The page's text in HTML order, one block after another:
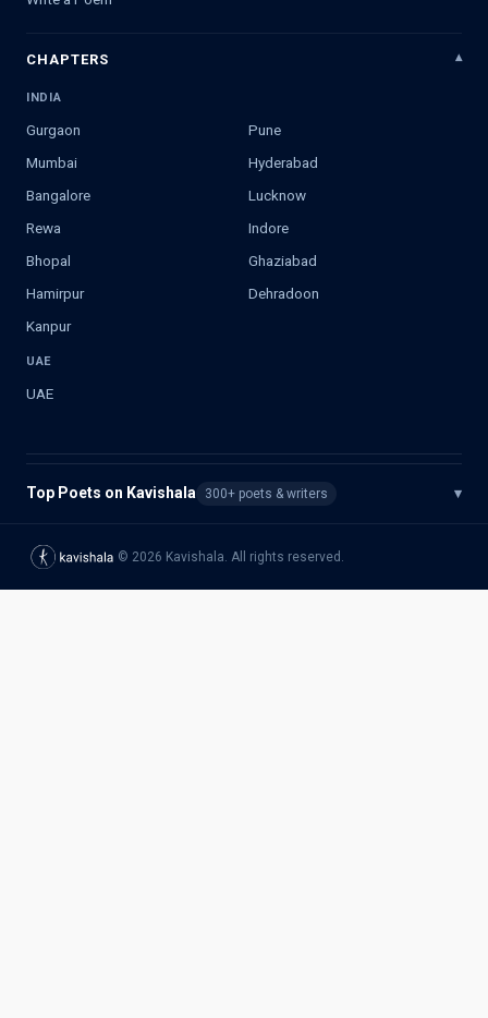
CHAPTERS
INDIA
Gurgaon
Pune
Mumbai
Hyderabad
Bangalore
Lucknow
Rewa
Indore
Bhopal
Ghaziabad
Hamirpur
Dehradoon
Kanpur
UAE
UAE
Top Poets on Kavishala 300+ poets & writers ▾
© 2026 Kavishala. All rights reserved.